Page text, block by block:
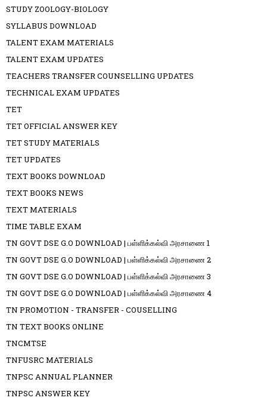
STUDY ZOOLOGY-BIOLOGY
SYLLABUS DOWNLOAD
TALENT EXAM MATERIALS
TALENT EXAM UPDATES
TEACHERS TRANSFER COUNSELLING UPDATES
TECHNICAL EXAM UPDATES
TET
TET OFFICIAL ANSWER KEY
TET STUDY MATERIALS
TET UPDATES
TEXT BOOKS DOWNLOAD
TEXT BOOKS NEWS
TEXT MATERIALS
TIME TABLE EXAM
TN GOVT DSE G.O DOWNLOAD | பள்ளிக்கல்வி அரசாணை 1
TN GOVT DSE G.O DOWNLOAD | பள்ளிக்கல்வி அரசாணை 2
TN GOVT DSE G.O DOWNLOAD | பள்ளிக்கல்வி அரசாணை 3
TN GOVT DSE G.O DOWNLOAD | பள்ளிக்கல்வி அரசாணை 4
TN PROMOTION - TRANSFER - COUSELLING
TN TEXT BOOKS ONLINE
TNCMTSE
TNFUSRC MATERIALS
TNPSC ANNUAL PLANNER
TNPSC ANSWER KEY